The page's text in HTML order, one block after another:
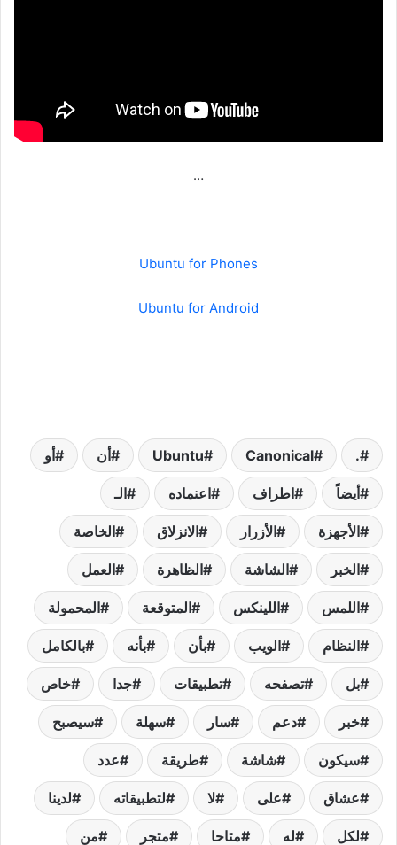
…
Ubuntu for Phones
Ubuntu for Android
.
Canonical
Ubuntu أن أو
أيضاً اطراف اعنماده الـ
الأجهزة الأزرار الانزلاق الخاصة
الخبر الشاشة الظاهرة العمل
اللمس اللينكس المتوقعة المحمولة
النظام الويب بأن بأنه بالكامل
بل تصفحه تطبيقات جدا خاص
خبر دعم سار سهلة سيصبح
سيكون شاشة طريقة عدد
عشاق على لا لتطبيقاته لدينا
لكل له متاحا متجر من